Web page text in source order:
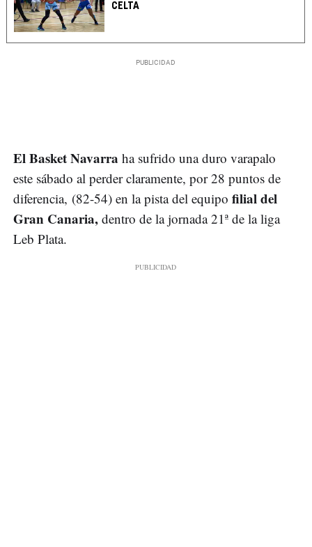
CELTA
El Basket Navarra ha sufrido una duro varapalo
este sábado al perder claramente, por 28 puntos de
diferencia, (82-54) en la pista del equipo filial del
Gran Canaria, dentro de la jornada 21ª de la liga
Leb Plata.